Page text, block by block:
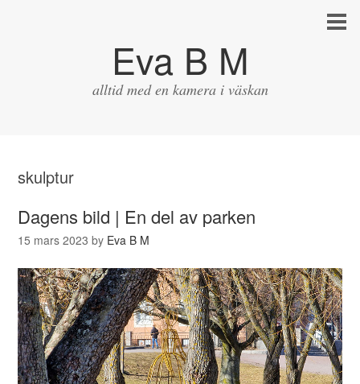
Eva B M
alltid med en kamera i väskan
skulptur
Dagens bild | En del av parken
15 mars 2023 by Eva B M